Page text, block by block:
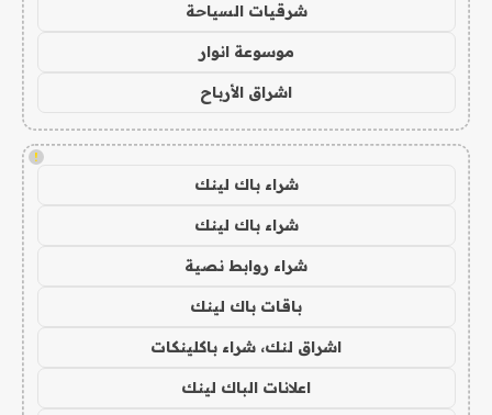
شرقيات السياحة
موسوعة انوار
اشراق الأرباح
!
شراء باك لينك
شراء باك لينك
شراء روابط نصية
باقات باك لينك
اشراق لنك، شراء باكلينكات
اعلانات الباك لينك